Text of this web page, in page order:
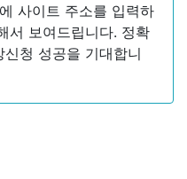
사이트 주소를 입력하
서 보여드립니다. 정확
청 성공을 기대합니